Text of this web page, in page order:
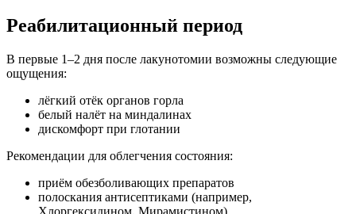
Реабилитационный период
В первые 1–2 дня после лакунотомии возможны следующие
ощущения:
лёгкий отёк органов горла
белый налёт на миндалинах
дискомфорт при глотании
Рекомендации для облегчения состояния:
приём обезболивающих препаратов
полоскания антисептиками (например,
Хлоргексидином, Мирамистином)